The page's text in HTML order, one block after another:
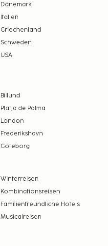
Dänemark
Italien
Griechenland
Schweden
USA
Billund
Platja de Palma
London
Frederikshavn
Göteborg
Winterreisen
Kombinationsreisen
Familienfreundliche Hotels
Musicalreisen